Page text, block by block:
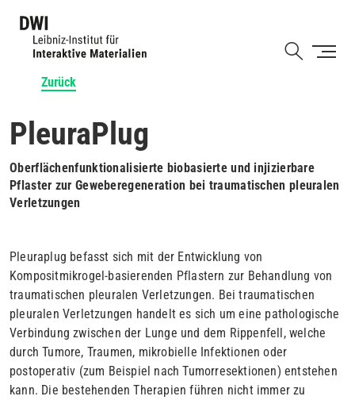
Zurück
PleuraPlug
Oberflächenfunktionalisierte biobasierte und injizierbare
Pflaster zur Geweberegeneration bei traumatischen pleuralen
Verletzungen
Pleuraplug befasst sich mit der Entwicklung von
Kompositmikrogel-basierenden Pflastern zur Behandlung von
traumatischen pleuralen Verletzungen. Bei traumatischen
pleuralen Verletzungen handelt es sich um eine pathologische
Verbindung zwischen der Lunge und dem Rippenfell, welche
durch Tumore, Traumen, mikrobielle Infektionen oder
postoperativ (zum Beispiel nach Tumorresektionen) entstehen
kann. Die bestehenden Therapien führen nicht immer zu